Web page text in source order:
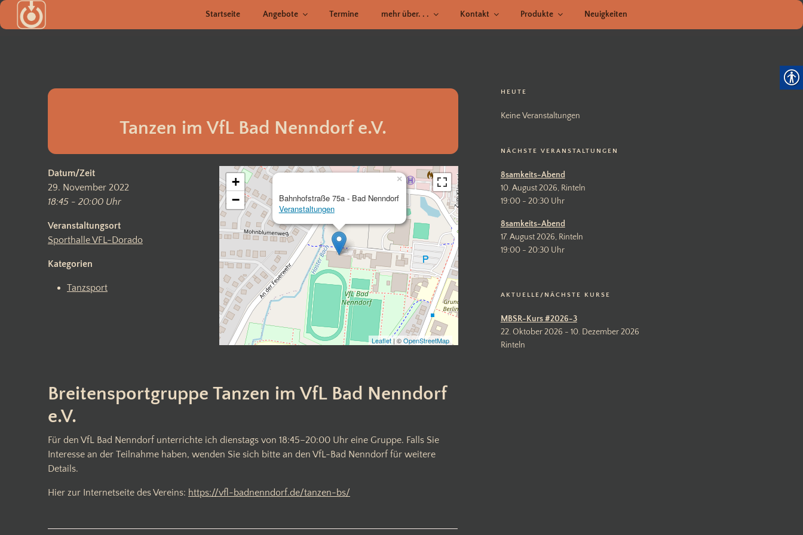
Zum
Inhalt
Startseite Angebote Termine mehr über. . . Kontakt Produkte Neuigkeiten
Tanzen im VfL Bad Nenndorf e.V.
Bahnhofstraße 75a - Bad Nenndorf
Veranstaltungen
×
+
−
Leaflet| ©OpenStreetMap
Datum/Zeit
29. November 2022
18:45 - 20:00 Uhr
Veranstaltungsort
Sporthalle VFL-Dorado
Kategorien
Tanzsport
Breitensportgruppe Tanzen im VfL Bad Nenndorf
e.V.
Für den VfL Bad Nenndorf unterrichte ich dienstags von 18:45–20:00 Uhr eine Gruppe. Falls Sie
Interesse an der Teilnahme haben, wenden Sie sich bitte an den VfL-Bad Nenndorf für weitere
Details.
Hier zur Internetseite des Vereins: https://vfl-badnenndorf.de/tanzen-bs/
HEUTE
Keine Veranstaltungen
NÄCHSTE VERANSTALTUNGEN
8samkeits-Abend
10. August 2026, Rinteln
19:00 - 20:30 Uhr
8samkeits-Abend
17. August 2026, Rinteln
19:00 - 20:30 Uhr
AKTUELLE/NÄCHSTE KURSE
MBSR-Kurs #2026-3
22. Oktober 2026 - 10. Dezember 2026
Rinteln